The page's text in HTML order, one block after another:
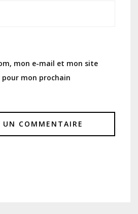
mon e-mail et mon site
mon prochain